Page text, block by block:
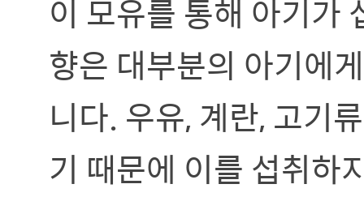
이 모유를 통해 아기가
향은 대부분의 아기에
니다. 우유, 계란, 고기
기 때문에 이를 섭취하